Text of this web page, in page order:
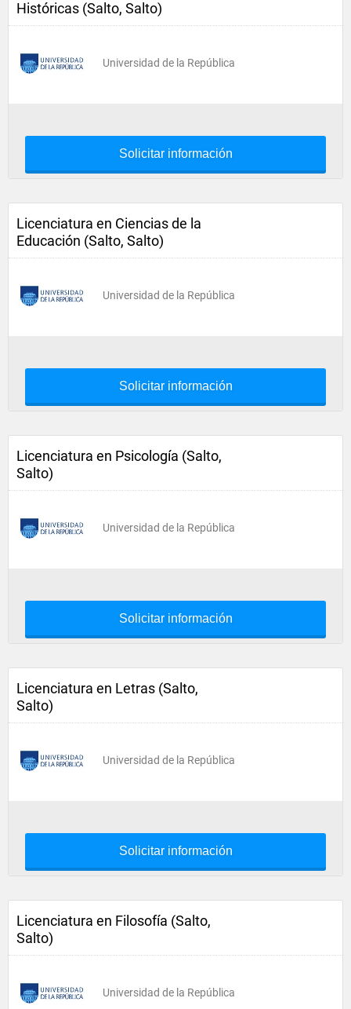
Históricas (Salto, Salto)
Universidad de la República
Solicitar información
Licenciatura en Ciencias de la
Educación (Salto, Salto)
Universidad de la República
Solicitar información
Licenciatura en Psicología (Salto,
Salto)
Universidad de la República
Solicitar información
Licenciatura en Letras (Salto,
Salto)
Universidad de la República
Solicitar información
Licenciatura en Filosofía (Salto,
Salto)
Universidad de la República